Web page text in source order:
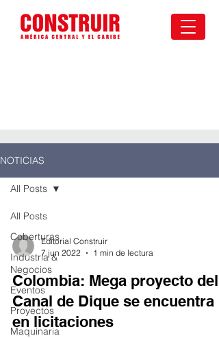
NOTICIAS
All Posts
Coberturas
Industria &
Negocios
Eventos
Proyectos
Maquinaria
All Posts
Editorial Construir
7 jun 2022
1 min de lectura
Colombia: Mega proyecto del
Canal de Dique se encuentra
en licitaciones